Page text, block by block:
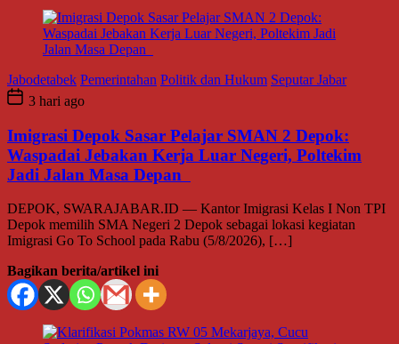
Jabodetabek Pemerintahan Politik dan Hukum Seputar Jabar
3 hari ago
Imigrasi Depok Sasar Pelajar SMAN 2 Depok:
Waspadai Jebakan Kerja Luar Negeri, Poltekim
Jadi Jalan Masa Depan
DEPOK, SWARAJABAR.ID — Kantor Imigrasi Kelas I Non TPI
Depok memilih SMA Negeri 2 Depok sebagai lokasi kegiatan
Imigrasi Go To School pada Rabu (5/8/2026), […]
Bagikan berita/artikel ini